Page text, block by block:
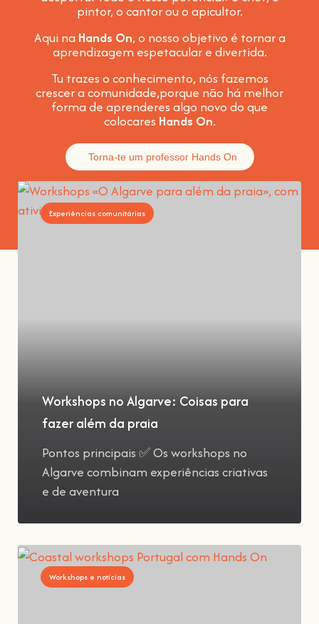
pintor, o cantor ou o apicultor.
Aqui na Hands On, o nosso objetivo é tornar a
aprendizagem espetacular e divertida.
Tu trazes o conhecimento, nós fazemos
crescer a comunidade,porque não há melhor
forma de aprenderes algo novo do que
colocares Hands On.
Torna-te um professor Hands On
Experiências comunitárias
Workshops no Algarve: Coisas para
fazer além da praia
Pontos principais ✅ Os workshops no
Algarve combinam experiências criativas
e de aventura
Workshops e notícias